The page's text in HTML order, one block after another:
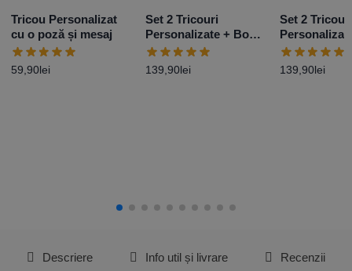
Tricou Personalizat
cu o poză și mesaj
59,90lei
Set 2 Tricouri
Personalizate + Body
– Primul Paște Baby
Girl
139,90lei
Set 2
– Primul
Boy
139,90lei
Descriere Info util și livrare Recenzii